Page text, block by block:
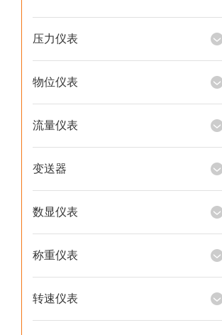
压力仪表
物位仪表
流量仪表
变送器
数显仪表
称重仪表
转速仪表